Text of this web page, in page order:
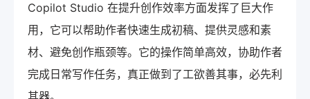
Copilot Studio 在提升创作效率方面发挥了巨大作
用，它可以帮助作者快速生成初稿、提供灵感和素
材、避免创作瓶颈等。它的操作简单高效，协助作者
完成日常写作任务，真正做到了工欲善其事，必先利